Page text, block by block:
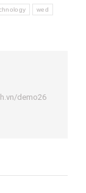
wed
demo26